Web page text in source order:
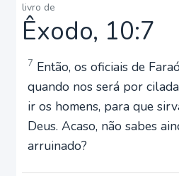
livro de
Êxodo, 10:7
7 Então, os oficiais de
quando nos será por
ir os homens, para que
Deus. Acaso, não sabes
arruinado?